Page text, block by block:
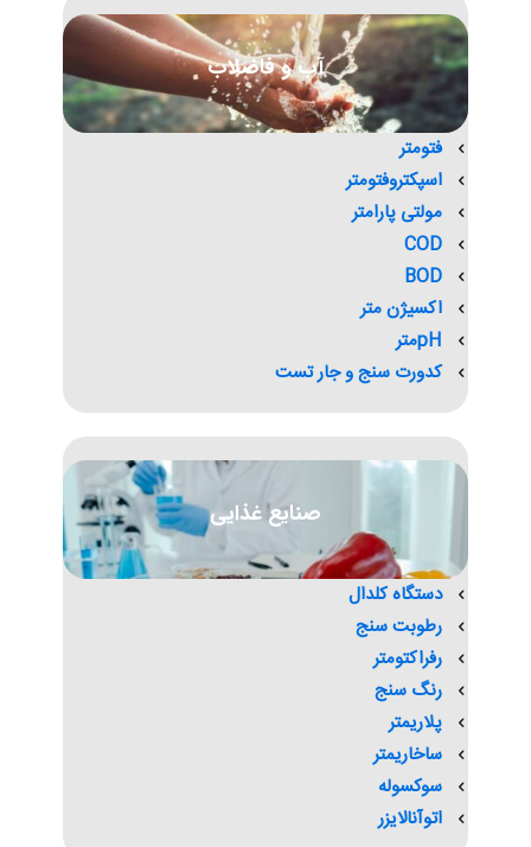
آب و فاضلاب
فتومتر
اسپکتروفتومتر
مولتی پارامتر
COD
BOD
اکسیژن متر
pHمتر
کدورت سنج و جار تست
صنایع غذایی
دستگاه کلدال
رطوبت سنج
رفراکتومتر
رنگ سنج
پلاریمتر
ساخاریمتر
سوکسوله
اتوآنالایزر